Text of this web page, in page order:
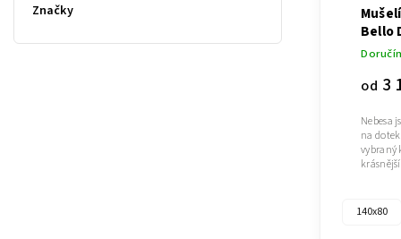
Značky
Bello
od 3
Nebesa
na
vybraný
140x80